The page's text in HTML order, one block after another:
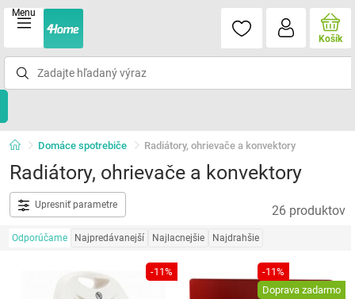
Menu
Košík
Domáce spotrebiče Radiátory, ohrievače a konvektory
Radiátory, ohrievače a konvektory
Upresniť parametre 26 produktov
Odporúčame Najpredávanejší Najlacnejšie Najdrahšie
-11%
-11%
Doprava zadarmo